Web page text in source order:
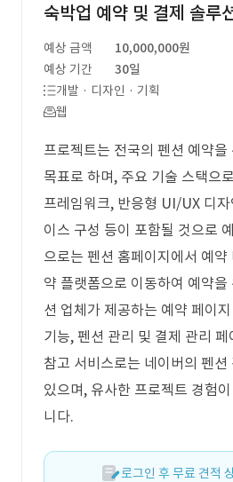
숙박업 예약 및 결제 솔루
예상 금액
10,000,000원
예상 기간
30일
개발 · 디자인 · 기획
웹
프로젝트는 전국의 펜션 예약을
목표로 하며, 주요 기술 스택으
프레임워크, 반응형 UI/UX 디자
이스 구성 등이 포함될 것으로
으로는 펜션 홈페이지에서 예약
약 플랫폼으로 이동하여 예약을
션 업체가 제공하는 예약 페이
기능, 펜션 관리 및 결제 관리
참고 서비스로는 네이버의 펜션
있으며, 유사한 프로젝트 경험
니다.
로그인 후 무료 견적